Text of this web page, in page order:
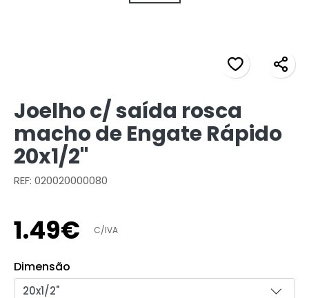
Joelho c/ saída rosca
macho de Engate Rápido
20x1/2"
REF: 020020000080
1.49€ C/IVA
Dimensão